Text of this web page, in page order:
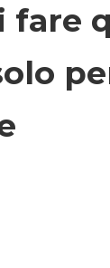
fare